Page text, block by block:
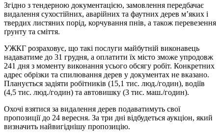
Згідно з тендерною документацією, замовлення передбачає
видалення сухостійних, аварійних та фаутних дерев м’яких і
твердих листяних порід, корчування пнів, а також перевезення
ґрунту та сміття.
УЖКГ розраховує, що такі послуги майбутній виконавець
надаватиме до 31 грудня, а оплатити їх місто зможе упродовж
241 дня з моменту виконання усього обсягу робіт. Конкретних
адрес обрізки та спилювання дерев у документах не вказано.
Планується задіяти робітників (15,1 тис. люд./годин), водіїв
(4,5 тис. люд./годин) та автовишку (3 тис. маш./годин).
Охочі взятися за видалення дерев подаватимуть свої
пропозиції до 24 вересня. За три дні відбудеться аукціон, який
визначить найвигіднішу пропозицію.